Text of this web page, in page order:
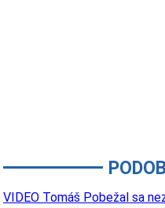
VIDEO Tomáš Pobežal sa